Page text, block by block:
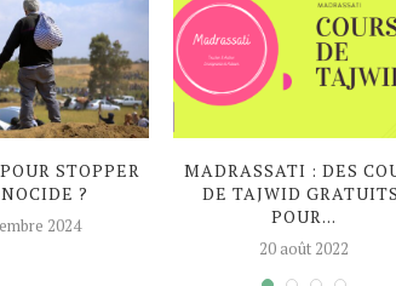
STOPPER
?
2024
MADRASSATI : DES
DE TAJWID
POUR...
20 août 2022